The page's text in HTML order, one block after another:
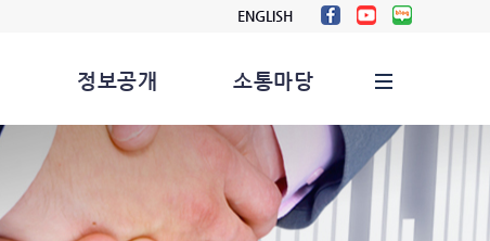
ENGLISH
정보공개 소통마당